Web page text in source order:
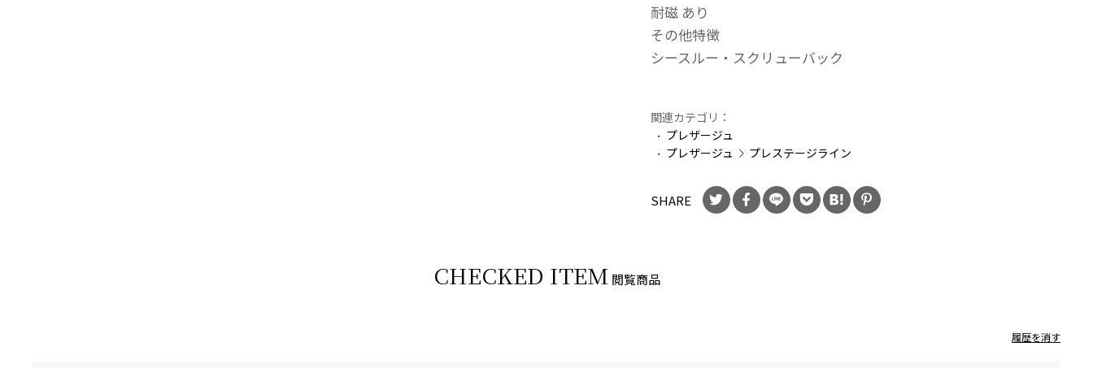
耐磁 あり
その他特徴
シースルー・スクリューバック
関連カテゴリ：
プレザージュ
プレザージュ
プレステージライン
SHARE
CHECKED ITEM 閲覧商品
履歴を消す